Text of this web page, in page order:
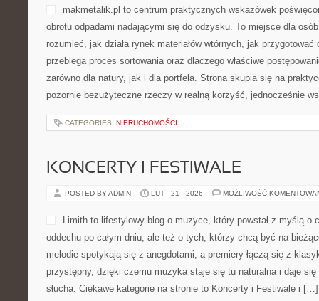
makmetalik.pl to centrum praktycznych wskazówek
obrotu odpadami nadającymi się do odzysku. To miejsce dla
rozumieć, jak działa rynek materiałów wtórnych, jak
przebiega proces sortowania oraz dlaczego właściwe
zarówno dla natury, jak i dla portfela. Strona skupia się na
pozornie bezużyteczne rzeczy w realną korzyść, jednocześnie
CATEGORIES: NIERUCHOMOŚCI
KONCERTY I FESTIWALE
POSTED BY ADMIN LUT - 21 - 2026 MOŻLIWOŚĆ
Limith to lifestylowy blog o muzyce, który powstał z myślą o
oddechu po całym dniu, ale też o tych, którzy chcą być na
melodie spotykają się z anegdotami, a premiery łączą się z
przystępny, dzięki czemu muzyka staje się tu naturalna i daje
słucha. Ciekawe kategorie na stronie to Koncerty i Festiwale i […]